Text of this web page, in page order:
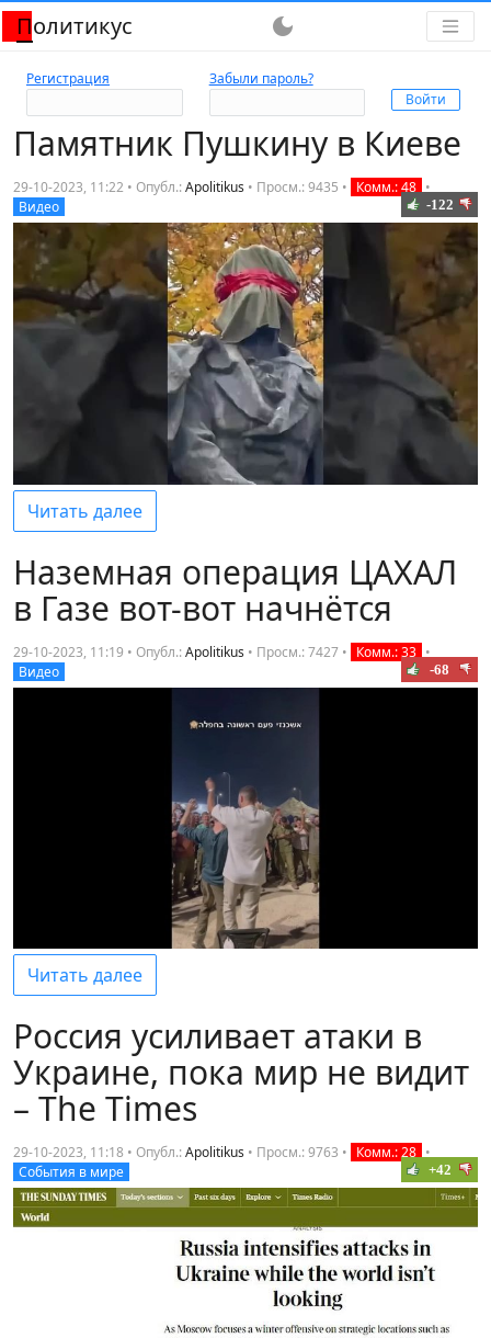
Политикус dark_mode
Регистрация Забыли пароль?
Памятник Пушкину в Киеве
29-10-2023, 11:22 • Опубл.:Apolitikus • Просм.: 9435 • Комм.: 48 •
Видео
-122
Читать далее
Наземная операция ЦАХАЛ
в Газе вот-вот начнётся
29-10-2023, 11:19 • Опубл.:Apolitikus • Просм.: 7427 • Комм.: 33 •
Видео
-68
Читать далее
Россия усиливает атаки в
Украине, пока мир не видит
– The Times
29-10-2023, 11:18 • Опубл.:Apolitikus • Просм.: 9763 • Комм.: 28 •
События в мире
+42